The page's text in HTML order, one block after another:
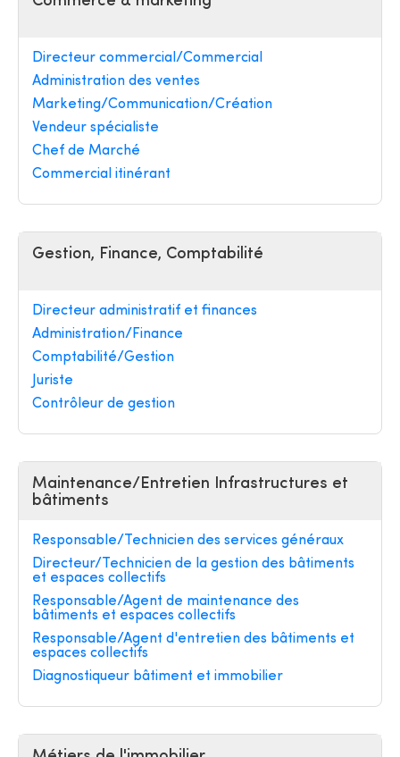
Directeur commercial/Commercial
Administration des ventes
Marketing/Communication/Création
Vendeur spécialiste
Chef de Marché
Commercial itinérant
Gestion, Finance, Comptabilité
Directeur administratif et finances
Administration/Finance
Comptabilité/Gestion
Juriste
Contrôleur de gestion
Maintenance/Entretien Infrastructures et
bâtiments
Responsable/Technicien des services généraux
Directeur/Technicien de la gestion des bâtiments
et espaces collectifs
Responsable/Agent de maintenance des
bâtiments et espaces collectifs
Responsable/Agent d'entretien des bâtiments et
espaces collectifs
Diagnostiqueur bâtiment et immobilier